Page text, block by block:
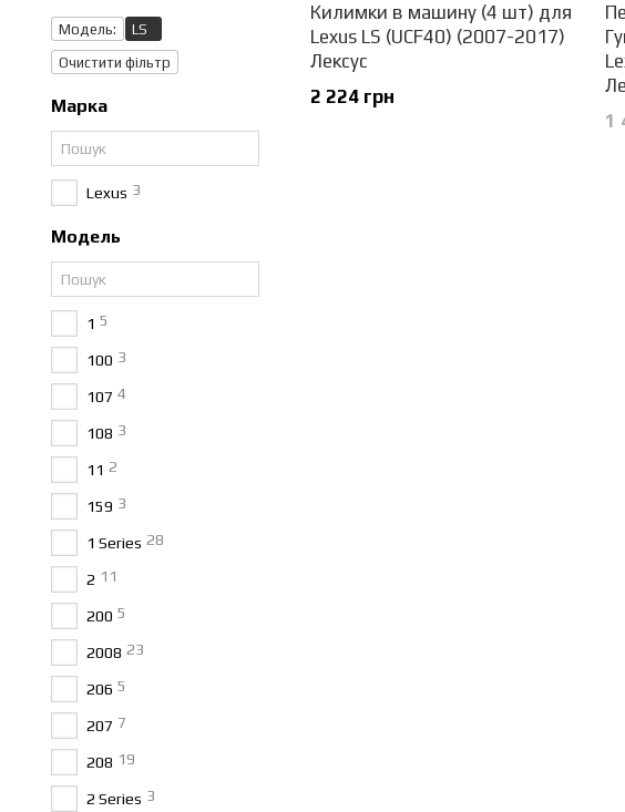
Килимки в машину (4 шт) для
Lexus LS (UCF40) (2007-2017)
Лексус
2 224 грн
1
Модель:
LS
Очистити фільтр
Марка
Lexus 3
Модель
1 5
100 3
107 4
108 3
11 2
159 3
1 Series 28
2 11
200 5
2008 23
206 5
207 7
208 19
2 Series 3